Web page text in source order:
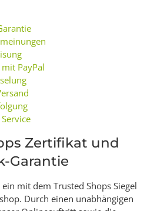
PayPal
Zertifikat und
Garantie
mit dem Trusted Shops Siegel
Durch einen unabhängigen